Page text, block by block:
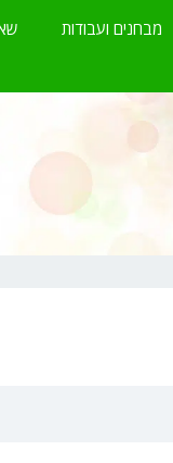
מבחנים ועבודות